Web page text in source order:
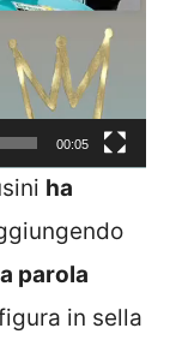
00:05
ha
parola
in sella